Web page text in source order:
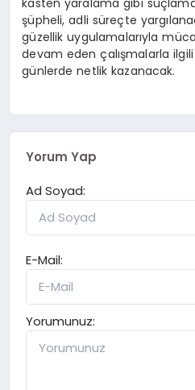
şüpheli, adli süreçte
güzellik uygulamalarıyla
devam eden çalışmalarla
günlerde netlik kazanacak.
Yorum Yap
Ad Soyad:
E-Mail:
Yorumunuz: